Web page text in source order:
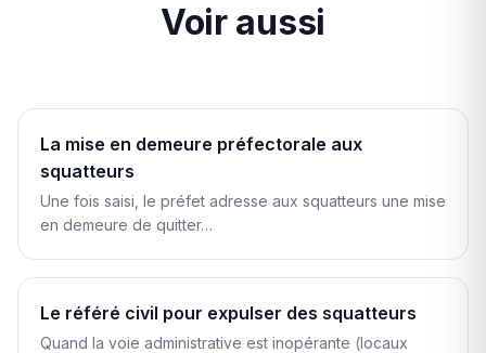
Voir aussi
La mise en demeure préfectorale aux
squatteurs
Une fois saisi, le préfet adresse aux squatteurs une mise
en demeure de quitter…
Le référé civil pour expulser des squatteurs
Quand la voie administrative est inopérante (locaux